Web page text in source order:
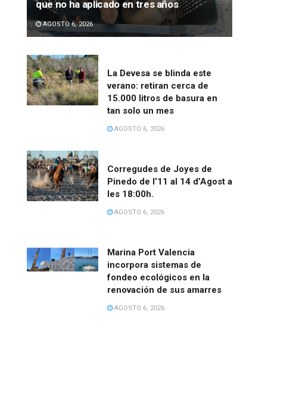
que no ha aplicado en tres años
AGOSTO 6, 2026
La Devesa se blinda este
verano: retiran cerca de
15.000 litros de basura en
tan solo un mes
AGOSTO 6, 2026
Corregudes de Joyes de
Pinedo de l’11 al 14 d’Agost a
les 18:00h.
AGOSTO 6, 2026
Marina Port Valencia
incorpora sistemas de
fondeo ecológicos en la
renovación de sus amarres
AGOSTO 6, 2026